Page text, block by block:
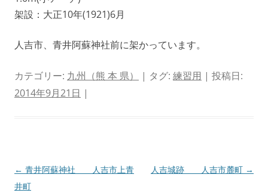
架設：大正10年(1921)6月
人吉市、青井阿蘇神社前に架かっています。
カテゴリー: 九州（熊 本 県） | タグ: 練習用 | 投稿日:
2014年9月21日 |
投
稿
← 青井阿蘇神社 人吉市上青
井町
人吉城跡 人吉市麓町 →